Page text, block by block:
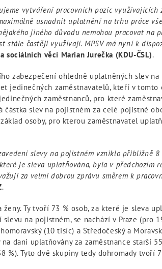
vytváření pracovních pozic
usnadnit uplatnění na trhu práce
jiného důvodu nemohou pracovat na
stále častěji využívají. MPSV má nyní k
sociálních věcí Marian Jurečka (KDU-ČSL).
zabezpečení ohledně uplatněných slev
jedinečných zaměstnavatelů, kteří v
zaměstnanců, pro které
částka slev na pojistném za celé pojistné
osoby, pro kterou zaměstnavatel
slevy na pojistném vzniklo přibližně
je sleva uplatňována, byla v předchozím
za velmi dobrou zprávu směrem k
.
Ty tvoří 73 % osob, za které je sleva
na pojistném, se nachází v Praze (pro
(10 tisíc) a Středočeský a
dani uplatňovány za zaměstnance starší
Tyto dvě skupiny tedy dohromady tvoří